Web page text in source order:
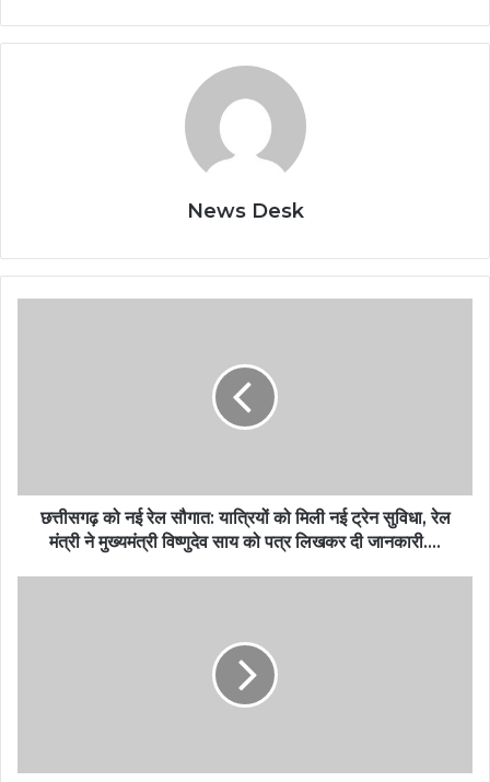
News Desk
छत्तीसगढ़ को नई रेल सौगात: यात्रियों को मिली नई ट्रेन सुविधा, रेल
मंत्री ने मुख्यमंत्री विष्णुदेव साय को पत्र लिखकर दी जानकारी….